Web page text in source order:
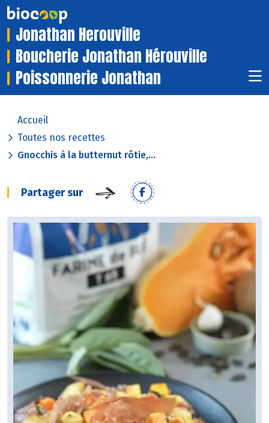
Jonathan Herouville
Boucherie Jonathan Hérouville
Poissonnerie Jonathan
Accueil
Toutes nos recettes
Gnocchis à la butternut rôtie,...
Partager sur